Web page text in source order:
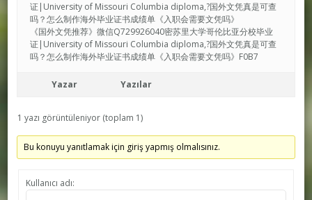
证|University of Missouri Columbia diploma,?国外文凭真是可查
吗？怎么制作海外毕业证书成绩单《入职会需要文凭吗》
《国外文凭推荐》微信Q729926040密苏里大学哥伦比亚分校毕业
证|University of Missouri Columbia diploma,?国外文凭真是可查
吗？怎么制作海外毕业证书成绩单《入职会需要文凭吗》F0B7
Yazar Yazılar
1 yazı görüntüleniyor (toplam 1)
Bu konuyu yanıtlamak için giriş yapmış olmalısınız.
Kullanıcı adı: